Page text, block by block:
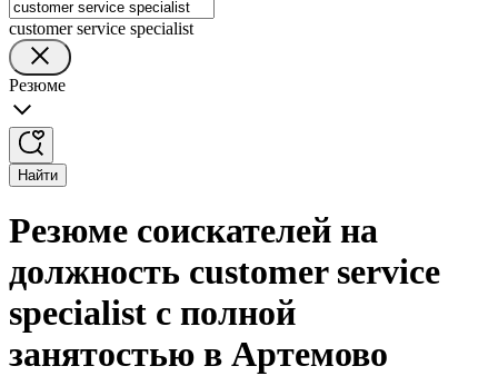
customer service specialist
Резюме
Найти
Резюме соискателей на
должность customer service
specialist с полной
занятостью в Артемово